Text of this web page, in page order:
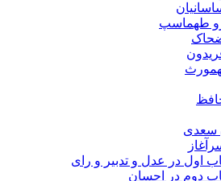
طهماسپ‏
سعدی
اول در عدل و تدبیر و رای
دوم در احسان